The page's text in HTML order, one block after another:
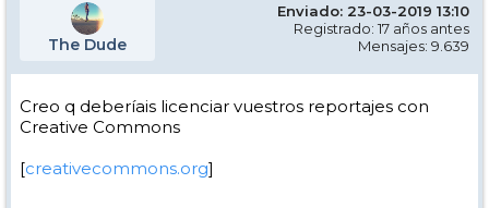
The Dude
Enviado: 23-03-2019 13:10
Registrado: 17 años antes
Mensajes: 9.639
Creo q deberíais licenciar vuestros reportajes con
Creative Commons
[creativecommons.org]